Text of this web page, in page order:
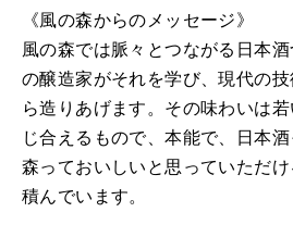
《風の森からのメッセージ》
風の森では脈々とつながる日本
の醸造家がそれを学び、現代の
ら造りあげます。その味わいは
じ合えるもので、本能で、日本
森っておいしいと思っていただ
積んでいます。